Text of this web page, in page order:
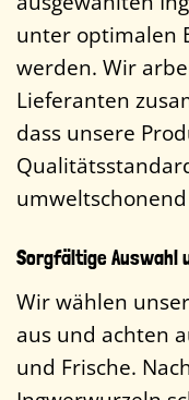
unter optimalen
werden. Wir
Lieferanten
dass unsere
Sorgfältige Auswahl
Wir wählen
aus und achten
und Frische.